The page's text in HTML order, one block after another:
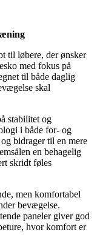
til løbere, der ønsker
med fokus på
til både daglig
skal
stabilitet og
i både for- og
bidrager til en mere
en behagelig
skridt føles
men komfortabel
bevægelse.
paneler giver god
hvor komfort er